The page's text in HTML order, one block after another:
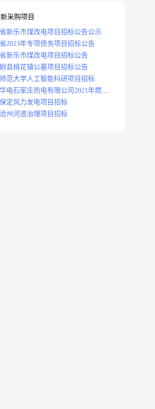
采购项目
新乐市煤改电项目招标公告公示
2023年专项债务项目招标公告
新乐市煤改电项目招标公告
县桃花镇公墓项目招标公告
范大学人工智能科研项目招标
电石家庄热电有限公司2021年燃料
助运行项目招标公告
定风力发电项目招标
州河道治理项目招标